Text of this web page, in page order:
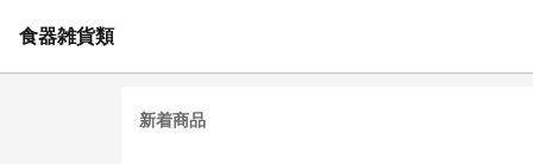
食器雑貨類
新着商品